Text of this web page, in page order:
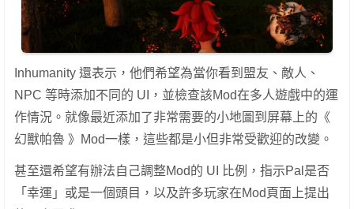
Inhumanity 還表示，他們希望為當你看到盟友、敵人、
NPC 等時添加不同的 UI，並檢查該Mod在多人遊戲中的運
作情況。就像最近添加了非常需要的小地圖到屏幕上的《
幻獸帕魯 》Mod一樣，這些都是小但非常受歡迎的改變。
甚至還希望有辦法自己調整Mod的 UI 比例，指示Pal是否
「幸運」或是一個頭目，以及許多玩家在Mod頁面上提出